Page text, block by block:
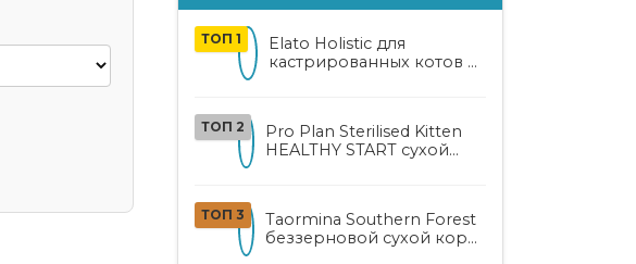
ТОП 1
Elato Holistic для
кастрированных котов и
ТОП 2
Pro Plan Sterilised Kitten
HEALTHY START сухой
лососем
ТОП 3
Taormina Southern Forest
беззерновой сухой корм